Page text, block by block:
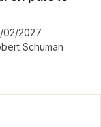
2027
Schuman